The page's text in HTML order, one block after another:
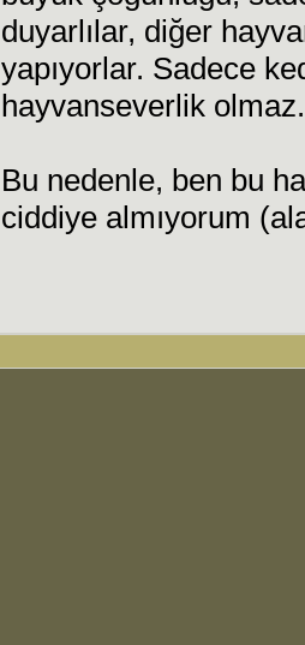
duyarlılar, diğer
yapıyorlar. Sadece
hayvanseverlik olmaz.
Bu nedenle, ben bu
ciddiye almıyorum